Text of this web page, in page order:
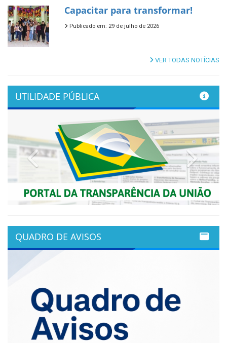
Capacitar para transformar!
Publicado em: 29 de julho de 2026
VER TODAS NOTÍCIAS
UTILIDADE PÚBLICA
Previous Next
QUADRO DE AVISOS